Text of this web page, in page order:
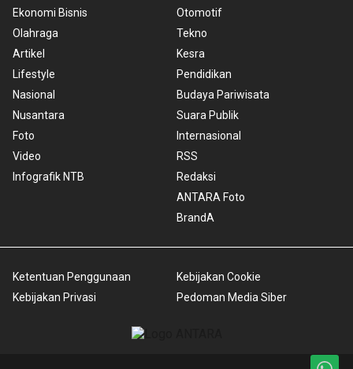
Ekonomi Bisnis
Olahraga
Artikel
Lifestyle
Nasional
Nusantara
Foto
Video
Infografik NTB
Otomotif
Tekno
Kesra
Pendidikan
Budaya Pariwisata
Suara Publik
Internasional
RSS
Redaksi
ANTARA Foto
BrandA
Ketentuan Penggunaan
Kebijakan Privasi
Kebijakan Cookie
Pedoman Media Siber